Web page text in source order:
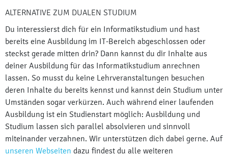
ALTERNATIVE ZUM DUALEN STUDIUM
Du interessierst dich für ein Informatikstudium und hast
bereits eine Ausbildung im IT-Bereich abgeschlossen oder
steckst gerade mitten drin? Dann kannst du dir Inhalte aus
deiner Ausbildung für das Informatikstudium anrechnen
lassen. So musst du keine Lehrveranstaltungen besuchen
deren Inhalte du bereits kennst und kannst dein Studium unter
Umständen sogar verkürzen. Auch während einer laufenden
Ausbildung ist ein Studienstart möglich: Ausbildung und
Studium lassen sich parallel absolvieren und sinnvoll
miteinander verzahnen. Wir unterstützen dich dabei gerne. Auf
unseren Webseiten dazu findest du alle weiteren